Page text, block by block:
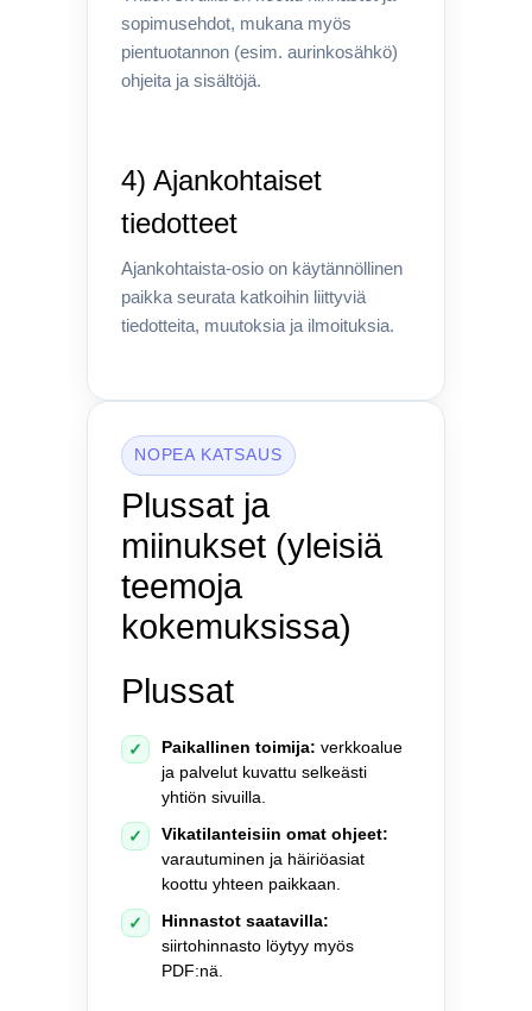
sopimusehdot, mukana myös
pientuotannon (esim. aurinkosähkö)
ohjeita ja sisältöjä.
4) Ajankohtaiset
tiedotteet
Ajankohtaista-osio on käytännöllinen
paikka seurata katkoihin liittyviä
tiedotteita, muutoksia ja ilmoituksia.
NOPEA KATSAUS
Plussat ja
miinukset (yleisiä
teemoja
kokemuksissa)
Plussat
✓ Paikallinen toimija: verkkoalue
ja palvelut kuvattu selkeästi
yhtiön sivuilla.
✓
Vikatilanteisiin omat ohjeet:
varautuminen ja häiriöasiat
koottu yhteen paikkaan.
✓
Hinnastot saatavilla:
siirtohinnasto löytyy myös
PDF:nä.